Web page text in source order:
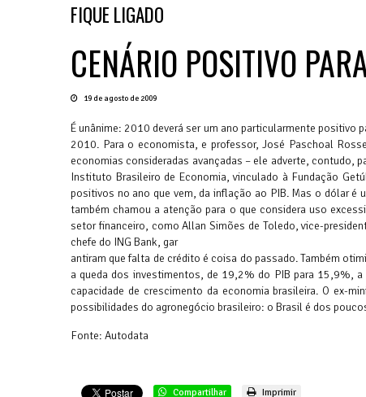
FIQUE LIGADO
CENÁRIO POSITIVO
19 de agosto de 2009
É unânime: 2010 deverá ser um ano particularmente
2010. Para o economista, e professor, José Paschoal
economias consideradas avançadas – ele adverte, contudo,
Instituto Brasileiro de Economia, vinculado à Fundação
positivos no ano que vem, da inflação ao PIB. Mas o dólar é
também chamou a atenção para o que considera uso
setor financeiro, como Allan Simões de Toledo, vice-
chefe do ING Bank, gar
antiram que falta de crédito é coisa do passado. Também
a queda dos investimentos, de 19,2% do PIB para 15,9%,
capacidade de crescimento da economia brasileira. O ex-
possibilidades do agronegócio brasileiro: o Brasil é dos
Fonte: Autodata
Compartilhar Imprimir